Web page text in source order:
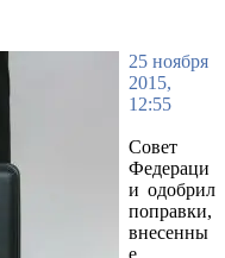
25 ноября
2015,
12:55
Совет
Федераци
и одобрил
поправки,
внесенны
е